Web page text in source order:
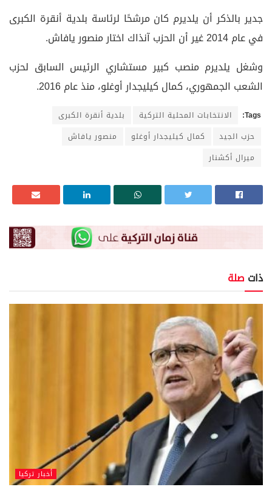
جدير بالذكر أن يلديرم كان مرشحًا لرئاسة بلدية أنقرة الكبرى
في عام 2014 غير أن الحزب آنذاك اختار منصور يافاش.
وشغل يلديرم منصب كبير مستشاري الرئيس السابق لحزب
الشعب الجمهوري، كمال كيليجدار أوغلو، منذ عام 2016.
Tags: الانتخابات المحلية التركية
بلدية أنقرة الكبرى
حزب الجيد
كمال كيليجدار أوغلو
منصور يافاش
ميرال أكشنار
ذات صلة
أخبار تركيا